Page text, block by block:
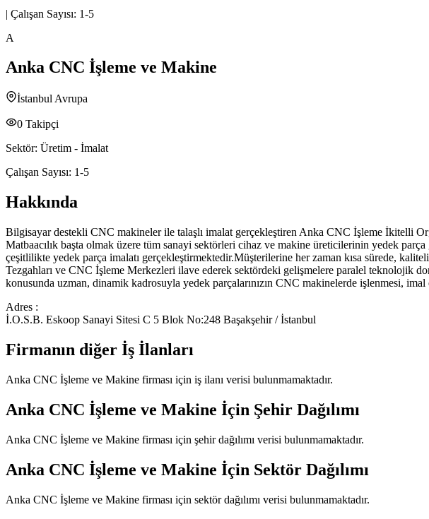
| Çalışan Sayısı: 1-5
A
Anka CNC İşleme ve Makine
İstanbul Avrupa
0 Takipçi
Sektör: Üretim - İmalat
Çalışan Sayısı: 1-5
Hakkında
Bilgisayar destekli CNC makineler ile talaşlı imalat gerçekleştiren Anka CNC İşleme İkitelli
Matbaacılık başta olmak üzere tüm sanayi sektörleri cihaz ve makine üreticilerinin yedek
çeşitlilikte yedek parça imalatı gerçekleştirmektedir.Müşterilerine her zaman kısa sürede,
Tezgahları ve CNC İşleme Merkezleri ilave ederek sektördeki gelişmelere paralel teknolojik
konusunda uzman, dinamik kadrosuyla yedek parçalarınızın CNC makinelerde işlenmesi,
Adres :
İ.O.S.B. Eskoop Sanayi Sitesi C 5 Blok No:248 Başakşehir / İstanbul
Firmanın diğer İş İlanları
Anka CNC İşleme ve Makine firması için iş ilanı verisi bulunmamaktadır.
Anka CNC İşleme ve Makine İçin Şehir Dağılımı
Anka CNC İşleme ve Makine firması için şehir dağılımı verisi bulunmamaktadır.
Anka CNC İşleme ve Makine İçin Sektör Dağılımı
Anka CNC İşleme ve Makine firması için sektör dağılımı verisi bulunmamaktadır.